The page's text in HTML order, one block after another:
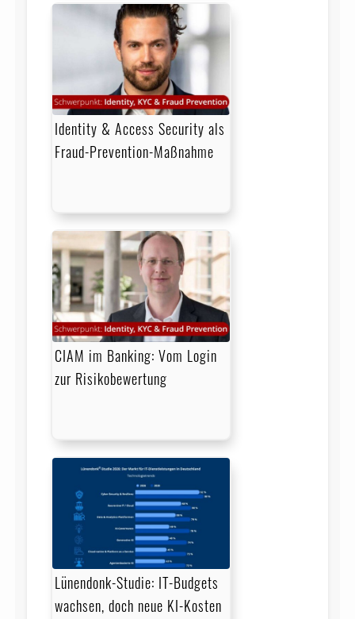
Identity & Access Security als
Fraud-Prevention-Maßnahme
CIAM im Banking: Vom Login
zur Risikobewertung
Lünendonk-Studie: IT-Budgets
wachsen, doch neue KI-Kosten